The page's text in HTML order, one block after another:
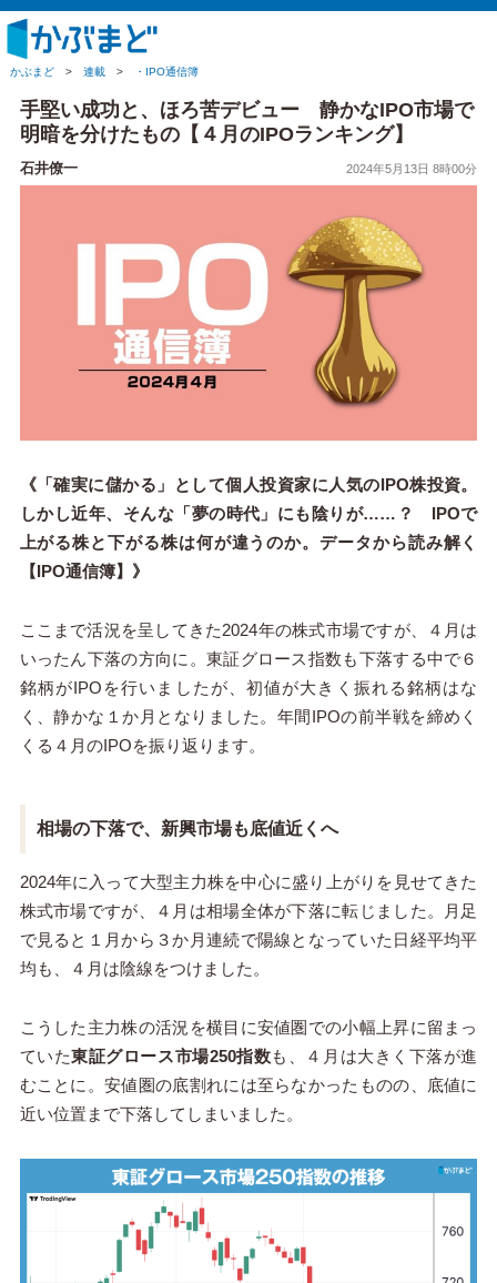
かぶまど > 連載 > ・IPO通信簿
手堅い成功と、ほろ苦デビュー 静かなIPO市場で
明暗を分けたもの【４月のIPOランキング】
石井僚一 2024年5月13日 8時00分
《「確実に儲かる」として個人投資家に人気のIPO株投資。
しかし近年、そんな「夢の時代」にも陰りが……？ IPOで
上がる株と下がる株は何が違うのか。データから読み解く
【IPO通信簿】》
ここまで活況を呈してきた2024年の株式市場ですが、４月は
いったん下落の方向に。東証グロース指数も下落する中で６
銘柄がIPOを行いましたが、初値が大きく振れる銘柄はな
く、静かな１か月となりました。年間IPOの前半戦を締めく
くる４月のIPOを振り返ります。
相場の下落で、新興市場も底値近くへ
2024年に入って大型主力株を中心に盛り上がりを見せてきた
株式市場ですが、４月は相場全体が下落に転じました。月足
で見ると１月から３か月連続で陽線となっていた日経平均平
均も、４月は陰線をつけました。
こうした主力株の活況を横目に安値圏での小幅上昇に留まっ
ていた東証グロース市場250指数も、４月は大きく下落が進
むことに。安値圏の底割れには至らなかったものの、底値に
近い位置まで下落してしまいました。